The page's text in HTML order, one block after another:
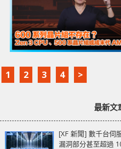
1 2 3 4 >
最新文
[XF 新聞] 數千台
漏洞部分甚至超過